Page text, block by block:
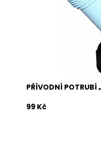
5011
PŘÍVODNÍ POTRUBÍ
99 Kč